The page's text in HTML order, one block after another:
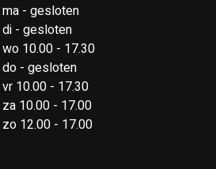
ma - gesloten
di - gesloten
wo 10.00 - 17.30
do - gesloten
vr 10.00 - 17.30
za 10.00 - 17.00
zo 12.00 - 17.00